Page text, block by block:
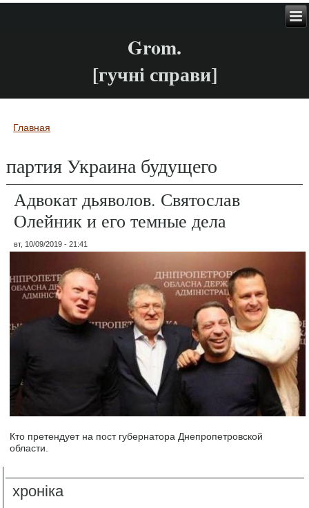
Grom.
[гучні справи]
Вы здесь
Главная
партия Украина будущего
Адвокат дьяволов. Святослав
Олейник и его темные дела
вт, 10/09/2019 - 21:41
Кто претендует на пост губернатора Днепропетровской
области.
хроніка